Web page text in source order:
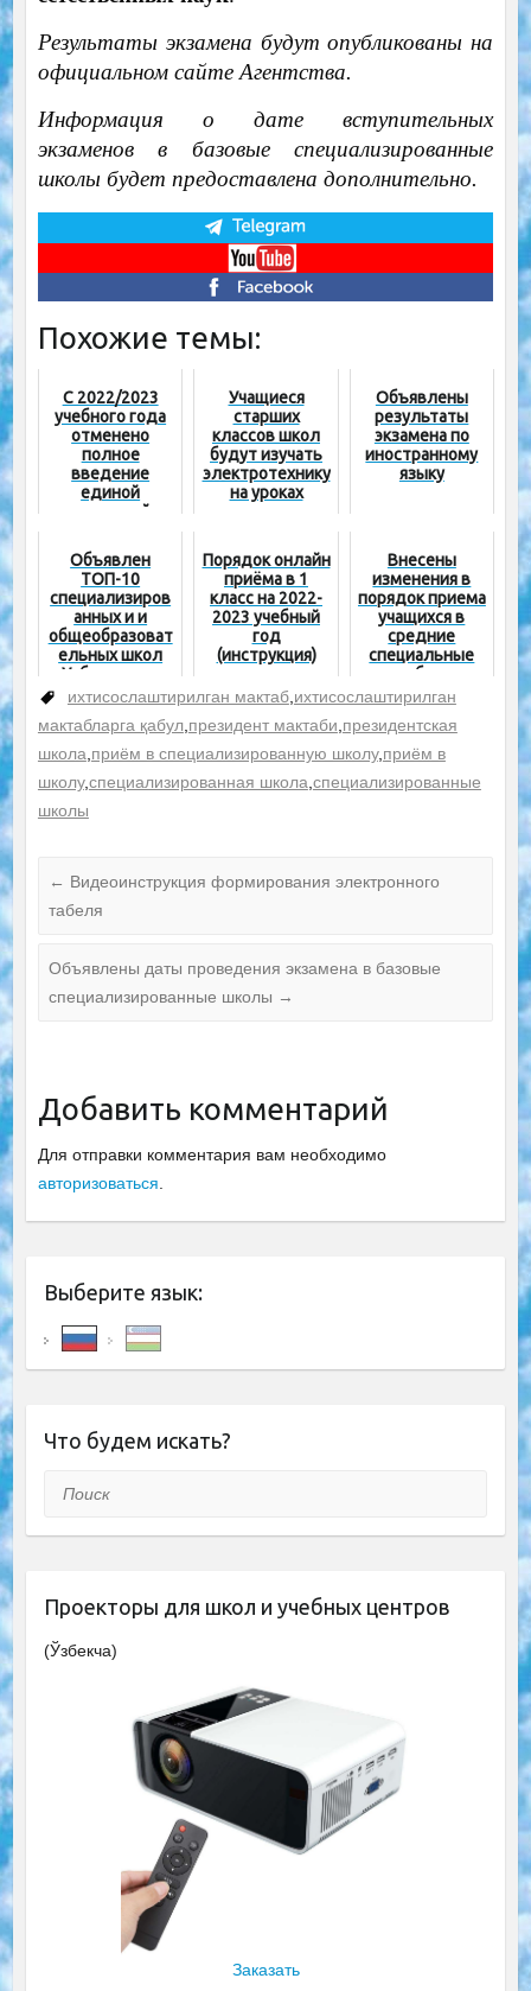
Результаты экзамена будут опубликованы на
официальном сайте Агентства.
Информация о дате вступительных
экзаменов в базовые специализированные
школы будет предоставлена ​​дополнительно.
Похожие темы:
С 2022/2023
учебного года
отменено
полное
введение
единой
школьной
Учащиеся
старших
классов школ
будут изучать
электротехнику
на уроках
Объявлены
результаты
экзамена по
иностранному
языку
Объявлен
ТОП-10
специализиров
анных и и
общеобразоват
ельных школ
Узбекистана
Порядок онлайн
приёма в 1
класс на 2022-
2023 учебный
год
(инструкция)
Внесены
изменения в
порядок приема
учащихся в
средние
специальные
учебные
заведения
ихтисослаштирилган мактаб,ихтисослаштирилган
мактабларга қабул,президент мактаби,президентская
школа,приём в специализированную школу,приём в
школу,специализированная школа,специализированные
школы
← Видеоинструкция формирования электронного
табеля
Объявлены даты проведения экзамена в базовые
специализированные школы →
Добавить комментарий
Для отправки комментария вам необходимо
авторизоваться.
Выберите язык:
Что будем искать?
Поиск
Проекторы для школ и учебных центров
(Ўзбекча)
Заказать